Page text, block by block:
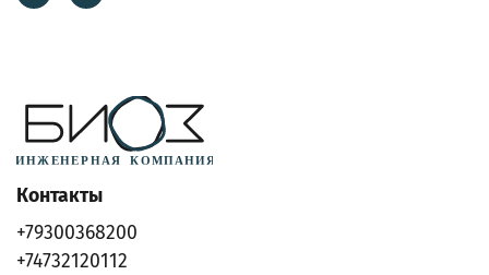
Контакты
+79300368200
+74732120112